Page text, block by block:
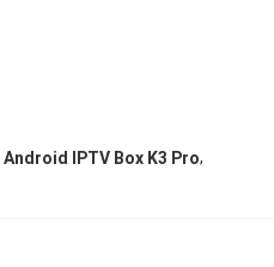
Android IPTV Box K3 Pro,